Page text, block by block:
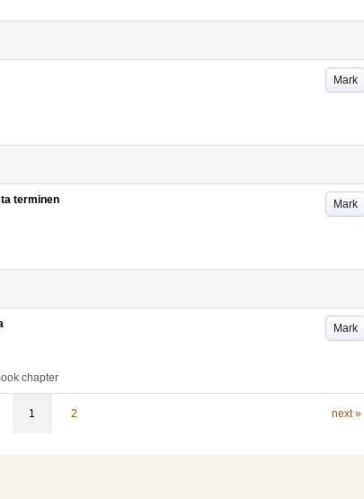
Mark
Mark
terminen
Mark
chapter
1 2 next »